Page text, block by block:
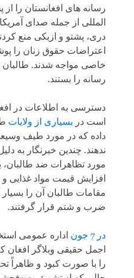
رسانه های افغانستان را
المللی از جمله صدای
دری، پشتو و ازبکی منع
اعتراضات حقوق زنان را
خاصی مواجه شدند.
رسانه را بستند.
دسترسی به اطلاعات در
است در بسیاری از ولایات
داده که در مورد طیف
ندهند. چندین خبرنگار به
مورد تظاهرات ضد طالبان،
افزایش قیمت مواد غذایی
مقامات طالبان آن را بسیار
ضرب و شتم قرار گرفتند.
در 7 جون
اجمل حقیقی وبلاگر
را با صورت کبود و ظاهراً